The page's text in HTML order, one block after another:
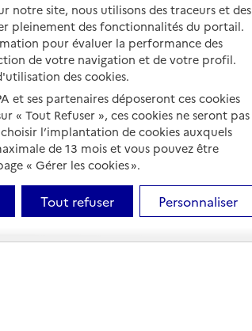
notre site, nous utilisons des traceurs et des
pleinement des fonctionnalités du portail.
pour évaluer la performance des
de votre navigation et de votre profil.
des cookies.
et ses partenaires déposeront ces cookies
« Tout Refuser », ces cookies ne seront pas
l’implantation de cookies auxquels
de 13 mois et vous pouvez être
« Gérer les cookies ».
Tout refuser Personnaliser